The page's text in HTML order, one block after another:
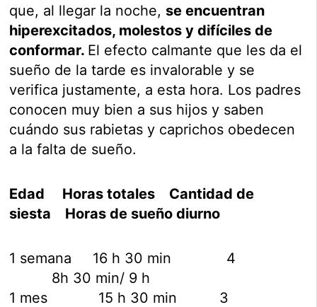
que, al llegar la noche, se encuentran
hiperexcitados, molestos y difíciles de
conformar. El efecto calmante que les da el
sueño de la tarde es invalorable y se
verifica justamente, a esta hora. Los padres
conocen muy bien a sus hijos y saben
cuándo sus rabietas y caprichos obedecen
a la falta de sueño.
Edad Horas totales Cantidad de
siesta Horas de sueño diurno
1 semana 16 h 30 min 4
8h 30 min/ 9 h
1 mes 15 h 30 min 3